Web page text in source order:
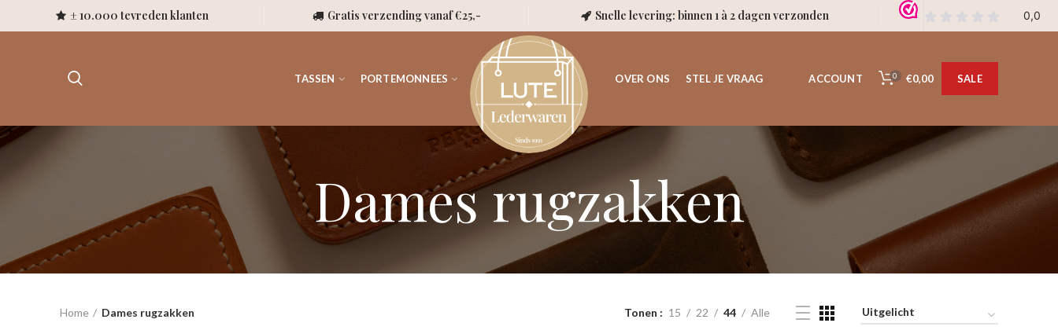
± 10.000 tevreden klanten Gratis verzending vanaf €25,- Snelle levering: binnen 1 à 2 dagen verzonden
TASSEN PORTEMONNEES OVER ONS STEL JE VRAAG ACCOUNT 0 €0,00 SALE
Dames rugzakken
Home Dames rugzakken Tonen 15 22 44 Alle